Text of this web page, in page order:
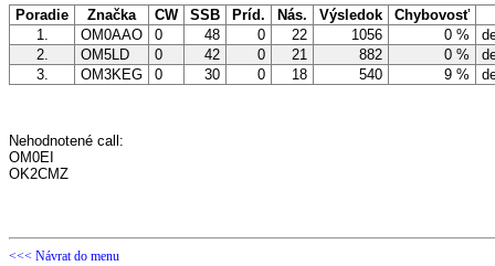
Poradie Značka CW SSB Príd. Nás. Výsledok
Chybovosť
1.
OM0AAO 0 48 0 22 1056 0 %
2.
OM5LD 0 42 0 21 882 0 %
3.
OM3KEG 0 30 0 18 540 9 %
Nehodnotené call:
OM0EI
OK2CMZ
<<< Návrat do menu